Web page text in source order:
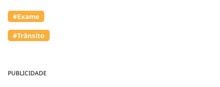
PUBLICIDADE
#Exame
#Trânsito